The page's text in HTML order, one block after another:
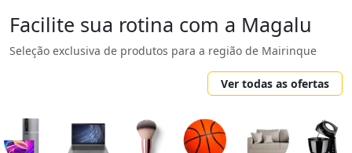
Facilite sua rotina com a Magalu
Seleção exclusiva de produtos para a região de Mairinque
Ver todas as ofertas